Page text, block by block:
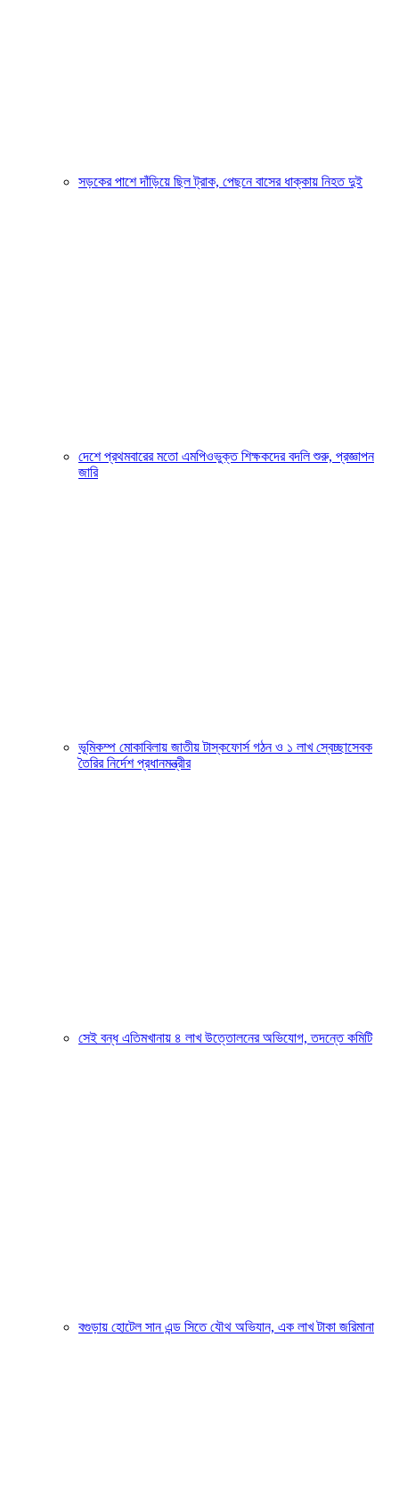
সড়কের পাশে দাঁড়িয়ে ছিল ট্রাক, পেছনে বাসের ধাক্কায় নিহত দুই
দেশে প্রথমবারের মতো এমপিওভুক্ত শিক্ষকদের বদলি শুরু, প্রজ্ঞাপন
জারি
ভূমিকম্প মোকাবিলায় জাতীয় টাস্কফোর্স গঠন ও ১ লাখ স্বেচ্ছাসেবক
তৈরির নির্দেশ প্রধানমন্ত্রীর
সেই বন্ধ এতিমখানায় ৪ লাখ উত্তোলনের অভিযোগ, তদন্তে কমিটি
বগুড়ায় হোটেল সান এন্ড সিতে যৌথ অভিযান, এক লাখ টাকা জরিমানা